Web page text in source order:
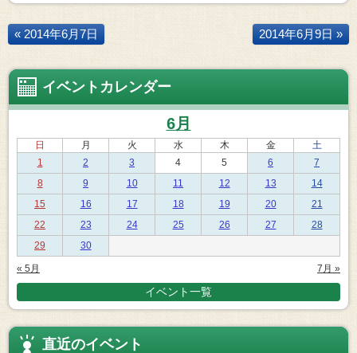
« 2014年6月7日 2014年6月9日 »
イベントカレンダー
6月
日 月 火 水 木 金
土
1
2 3 4 5 6
7
8
9 10 11 12 13
14
15
16 17 18 19 20
21
22
23 24 25 26 27
28
29
30
« 5月 7月 »
イベント一覧
直近のイベント